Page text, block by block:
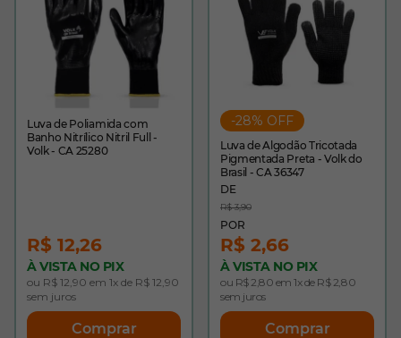
Luva de Poliamida com
Banho Nitrílico Nitril Full -
Volk - CA 25280
R$ 12,26
À VISTA NO PIX
ou R$ 12,90 em 1x de R$ 12,90
sem juros
Comprar
-28% OFF
Luva de Algodão Tricotada
Pigmentada Preta - Volk do
Brasil - CA 36347
R$ 3,90
R$ 2,66
À VISTA NO PIX
ou R$ 2,80 em 1x de R$ 2,80
sem juros
Comprar